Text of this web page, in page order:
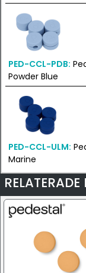
PED-CCL-PDB:
Powder Blue
PED-CCL-ULM:
Marine